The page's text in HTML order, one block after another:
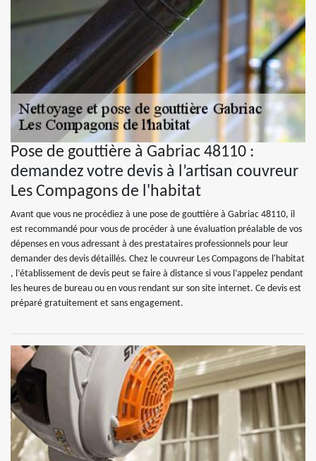
Pose de gouttière à Gabriac 48110 :
demandez votre devis à l’artisan couvreur
Les Compagons de l'habitat
Avant que vous ne procédiez à une pose de gouttière à Gabriac 48110, il
est recommandé pour vous de procéder à une évaluation préalable de vos
dépenses en vous adressant à des prestataires professionnels pour leur
demander des devis détaillés. Chez le couvreur Les Compagons de l'habitat
, l’établissement de devis peut se faire à distance si vous l’appelez pendant
les heures de bureau ou en vous rendant sur son site internet. Ce devis est
préparé gratuitement et sans engagement.